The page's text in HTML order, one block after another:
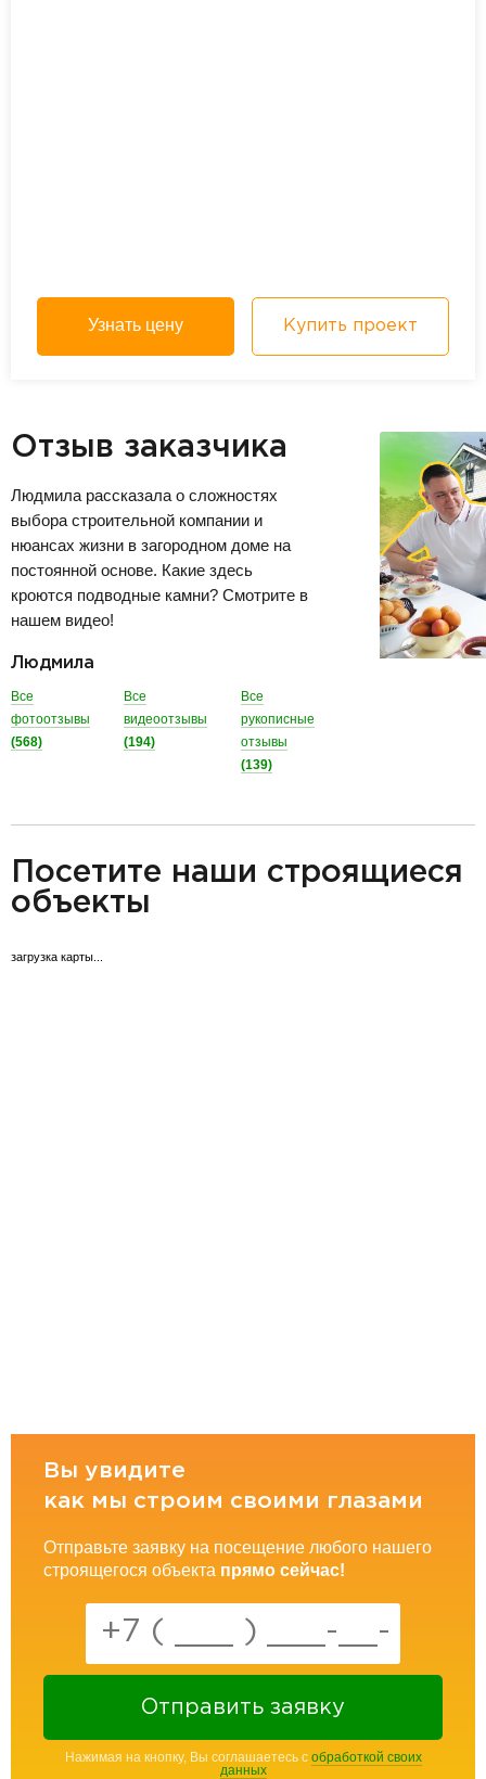
Узнать цену Купить проект
Отзыв заказчика
Людмила рассказала о сложностях
выбора строительной компании и
нюансах жизни в загородном доме на
постоянной основе. Какие здесь
кроются подводные камни? Смотрите в
нашем видео!
Людмила
Все
фотоотзывы
(568)
Все
видеоотзывы
(194)
Все
рукописные
отзывы
(139)
Посетите наши строящиеся
объекты
загрузка карты...
Вы увидите
как мы строим своими глазами
Отправьте заявку на посещение любого нашего
строящегося объекта прямо сейчас!
Отправить заявку
Нажимая на кнопку, Вы соглашаетесь с обработкой своих
данных